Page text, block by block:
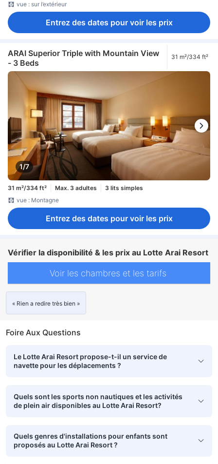
vue : sur l’extérieur
Entrez des dates pour voir les prix
ARAI Superior Triple with Mountain View
- 3 Beds
31 m²/334 ft²
1/7
31 m²/334 ft² Max. 3 adultes
3 lits simples
vue : Montagne
Entrez des dates pour voir les prix
Vérifier la disponibilité & les prix au Lotte Arai Resort
Voir les chambres et les tarifs
« Rien a redire très bien »
Foire Aux Questions
Le Lotte Arai Resort propose-t-il un service de
navette pour les déplacements ?
Quels sont les sports non nautiques et les activités
de plein air disponibles au Lotte Arai Resort?
Quels genres d'installations pour enfants sont
proposés au Lotte Arai Resort ?